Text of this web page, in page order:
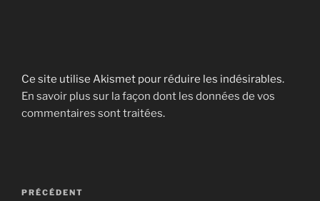
Ce site utilise Akismet pour réduire les indésirables.
En savoir plus sur la façon dont les données de vos
commentaires sont traitées.
Navigation
Article
PRÉCÉDENT